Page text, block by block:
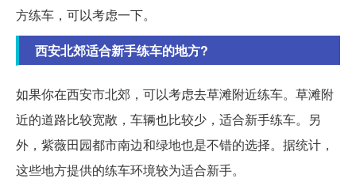
方练车，可以考虑一下。
西安北郊适合新手练车的地方?
如果你在西安市北郊，可以考虑去草滩附近练车。草滩附
近的道路比较宽敞，车辆也比较少，适合新手练车。另
外，紫薇田园都市南边和绿地也是不错的选择。据统计，
这些地方提供的练车环境较为适合新手。